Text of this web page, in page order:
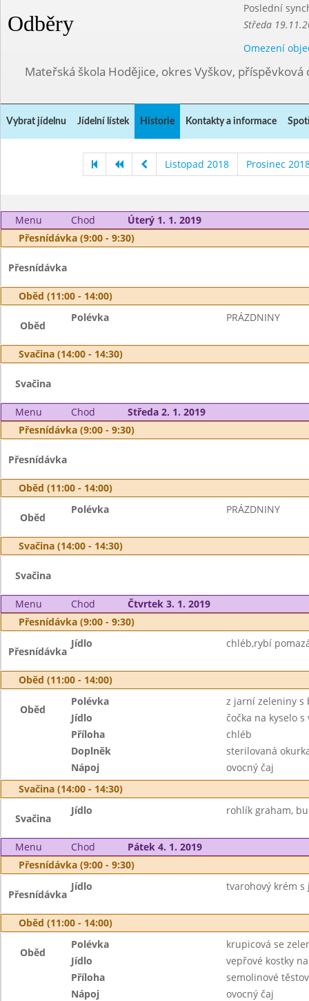
Odběry
Poslední
Středa
Omezení
Mateřská škola Hodějice, okres Vyškov, příspěvková
Vybrat jídelnu Jídelní lístek Historie Kontakty a informace
Listopad 2018 Prosinec
Menu Chod
Úterý 1. 1. 2019
Přesnídávka (9:00 - 9:30)
Přesnídávka
Oběd (11:00 - 14:00)
Oběd
Polévka PRÁZDNINY
Svačina (14:00 - 14:30)
Svačina
Menu Chod
Středa 2. 1. 2019
Přesnídávka (9:00 - 9:30)
Přesnídávka
Oběd (11:00 - 14:00)
Oběd
Polévka PRÁZDNINY
Svačina (14:00 - 14:30)
Svačina
Menu Chod
Čtvrtek 3. 1. 2019
Přesnídávka (9:00 - 9:30)
Přesnídávka
Jídlo chléb,rybí
Oběd (11:00 - 14:00)
Oběd
Polévka
z jarní zeleniny s
Jídlo
čočka na kyselo s
Příloha
chléb
Doplněk
sterilovaná
Nápoj
ovocný čaj
Svačina (14:00 - 14:30)
Svačina
Jídlo rohlík graham,
Menu Chod
Pátek 4. 1. 2019
Přesnídávka (9:00 - 9:30)
Přesnídávka
Jídlo tvarohový krém s
Oběd (11:00 - 14:00)
Oběd
Polévka
krupicová se
Jídlo
vepřové kostky
Příloha
semolinové
Nápoj
ovocný čaj